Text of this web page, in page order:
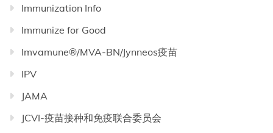
Immunization Info
Immunize for Good
Imvamune®/MVA-BN/Jynneos疫苗
IPV
JAMA
JCVI-疫苗接种和免疫联合委员会